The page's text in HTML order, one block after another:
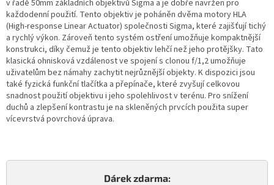
v řadě 50mm základních objektivů Sigma a je dobře navržen pro
každodenní použití. Tento objektiv je poháněn dvěma motory HLA
(High-response Linear Actuator) společnosti Sigma, které zajišťují tichý
a rychlý výkon. Zároveň tento systém ostření umožňuje kompaktnější
konstrukci, díky čemuž je tento objektiv lehčí než jeho protějšky. Tato
klasická ohnisková vzdálenost ve spojení s clonou f/1,2 umožňuje
uživatelům bez námahy zachytit nejrůznější objekty. K dispozici jsou
také fyzická funkční tlačítka a přepínače, které zvyšují celkovou
snadnost použití objektivu i jeho spolehlivost v terénu. Pro snížení
duchů a zlepšení kontrastu je na skleněných prvcích použita super
vícevrstvá povrchová úprava.
Dárek zdarma: